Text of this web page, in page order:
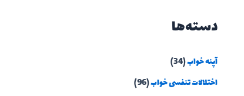
دسته‌ها
آپنه خواب(34)
اختلالات تنفسی خواب(96)